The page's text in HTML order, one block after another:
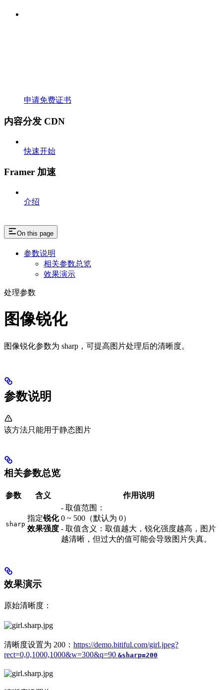
申请免费证书
内容分发 CDN
快速开始
Framer 加速
介绍
On this page
参数说明
相关参数总览
效果演示
处理参数
图像锐化
图像锐化参数为 sharp，可提高图片处理后的清晰度。
参数说明
该方法只能用于静态图片
相关参数总览
参数 含义 作用说明
sharp
指定锐化
效果强度
- 取值范围：
0 ~ 500（默认为 0）
- 取值含义：取值越大，锐化强度越高，图片
越清晰，但过大的值可能会导致图片失真。
效果演示
原始清晰度：
清晰度设置为 200： https://demo.bitiful.com/girl.jpeg?
rect=0,0,1000,1000&w=300&q=90 &sharp=200